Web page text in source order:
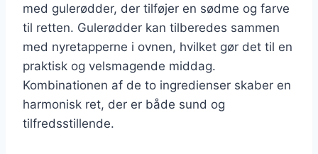
med gulerødder, der tilføjer en sødme og farve
til retten. Gulerødder kan tilberedes sammen
med nyretapperne i ovnen, hvilket gør det til en
praktisk og velsmagende middag.
Kombinationen af de to ingredienser skaber en
harmonisk ret, der er både sund og
tilfredsstillende.